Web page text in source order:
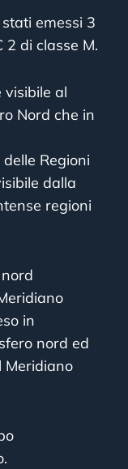
emessi 3
di classe M.
al
Nord che in
Regioni
dalla
regioni
in
nord ed
Meridiano